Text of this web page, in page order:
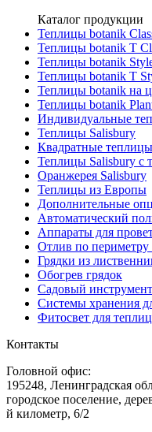
Каталог продукции
Теплицы botanik
Теплицы botanik T
Теплицы botanik
Теплицы botanik Т
Теплицы botanik на
Теплицы botanik
Индивидуальные
Теплицы Salisbury
Квадратные
Теплицы Salisbury с
Оранжерея Salisbury
Теплицы из Европы
Дополнительные
Автоматический
Аппараты для
Отлив по
Грядки из
Обогрев грядок
Садовый инструмент
Системы хранения
Фитосвет для
Контакты
Головной офис:
195248, Ленинградская
городское поселение,
й километр, 6/2